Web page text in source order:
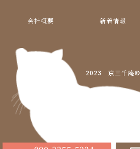
会社概要 新着情報
2023 京三千庵©